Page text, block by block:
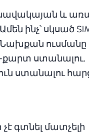
և
ինչ՝ սկսած
ուսմանը
քարտ ստանալու,
ստանալու
գտնել մատչելի